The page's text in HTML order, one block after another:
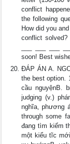
conflict
the following
How did you
conflict solved?
___ ___ ___
soon! Best
ĐÁP ÁN A.
the best option.
cầu nguyệnB.
judging (v.)
nghĩa, phương
through some
đang tìm kiếm
một kiểu tĩc